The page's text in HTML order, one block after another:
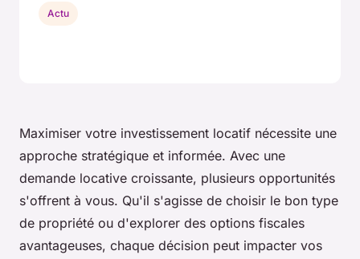
Maximiser votre investissement locatif nécessite une
approche stratégique et informée. Avec une
demande locative croissante, plusieurs opportunités
s'offrent à vous. Qu'il s'agisse de choisir le bon type
de propriété ou d'explorer des options fiscales
avantageuses, chaque décision peut impacter vos
Actu